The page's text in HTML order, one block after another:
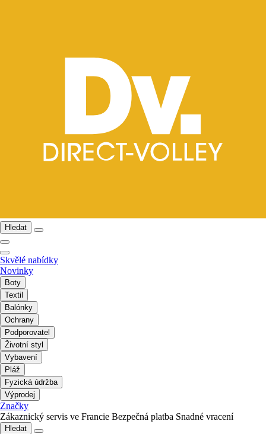
Hledat
Skvělé nabídky
Novinky
Boty
Textil
Balónky
Ochrany
Podporovatel
Životní styl
Vybavení
Pláž
Fyzická údržba
Výprodej
Značky
Zákaznický servis ve Francie Bezpečná platba Snadné vracení
Hledat